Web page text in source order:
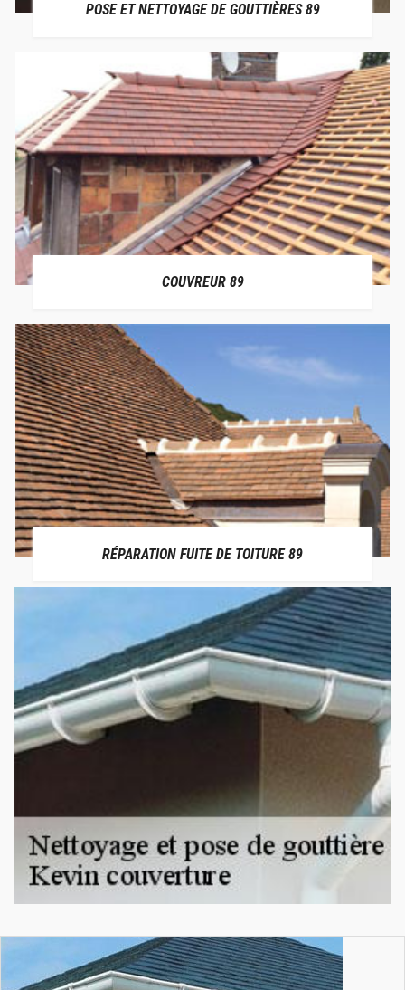
POSE ET NETTOYAGE DE GOUTTIÈRES 89
COUVREUR 89
RÉPARATION FUITE DE TOITURE 89